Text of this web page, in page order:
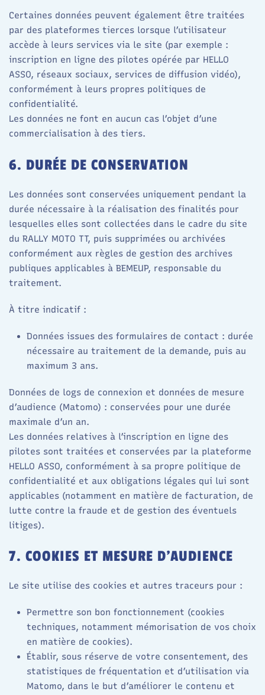
Certaines données peuvent également être traitées
par des plateformes tierces lorsque l’utilisateur
accède à leurs services via le site (par exemple :
inscription en ligne des pilotes opérée par HELLO
ASSO, réseaux sociaux, services de diffusion vidéo),
conformément à leurs propres politiques de
confidentialité.​
Les données ne font en aucun cas l’objet d’une
commercialisation à des tiers.
6. DURÉE DE CONSERVATION
Les données sont conservées uniquement pendant la
durée nécessaire à la réalisation des finalités pour
lesquelles elles sont collectées dans le cadre du site
du RALLY MOTO TT, puis supprimées ou archivées
conformément aux règles de gestion des archives
publiques applicables à BEMEUP, responsable du
traitement.​
À titre indicatif :
Données issues des formulaires de contact : durée
nécessaire au traitement de la demande, puis au
maximum 3 ans.​
Données de logs de connexion et données de mesure
d’audience (Matomo) : conservées pour une durée
maximale d’un an.​
Les données relatives à l’inscription en ligne des
pilotes sont traitées et conservées par la plateforme
HELLO ASSO, conformément à sa propre politique de
confidentialité et aux obligations légales qui lui sont
applicables (notamment en matière de facturation, de
lutte contre la fraude et de gestion des éventuels
litiges).
7. COOKIES ET MESURE D’AUDIENCE
Le site utilise des cookies et autres traceurs pour :
Permettre son bon fonctionnement (cookies
techniques, notamment mémorisation de vos choix
en matière de cookies).
Établir, sous réserve de votre consentement, des
statistiques de fréquentation et d’utilisation via
Matomo, dans le but d’améliorer le contenu et